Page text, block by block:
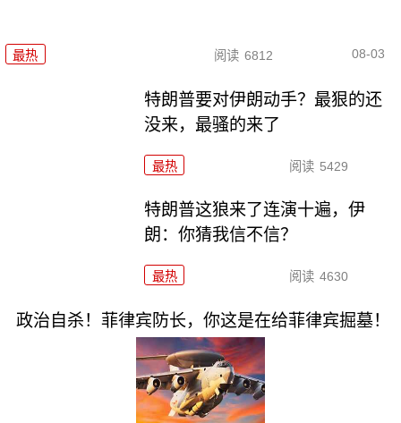
最热 阅读 6812 08-03
特朗普要对伊朗动手？最狠的还
没来，最骚的来了
最热 阅读 5429
特朗普这狼来了连演十遍，伊
朗：你猜我信不信？
最热 阅读 4630
政治自杀！菲律宾防长，你这是在给菲律宾掘墓！